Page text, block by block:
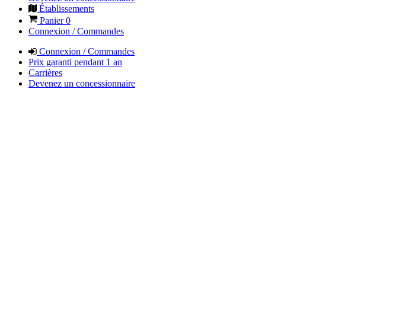
Établissements
Panier0
Connexion / Commandes
Connexion / Commandes
Prix garanti pendant 1 an
Carrières
Devenez un concessionnaire